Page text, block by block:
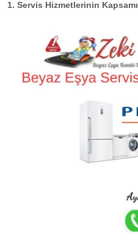
1. Servis Hizmetlerinin Kapsamı